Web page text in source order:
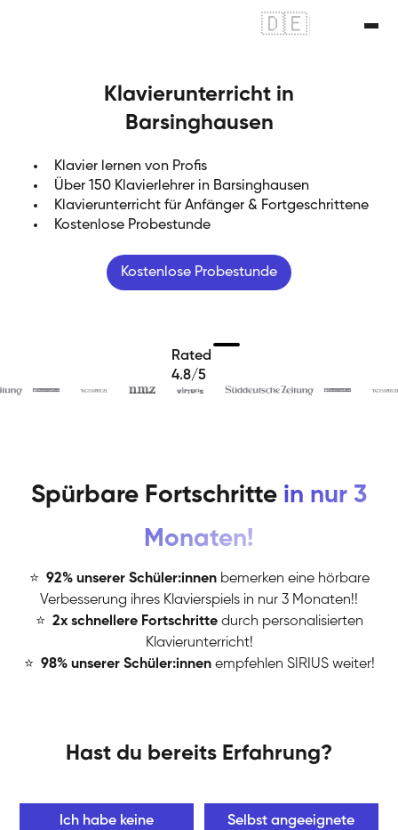
🇩🇪
Klavierunterricht in
Barsinghausen
Klavier lernen von Profis
Über 150 Klavierlehrer in Barsinghausen
Klavierunterricht für Anfänger & Fortgeschrittene
Kostenlose Probestunde
Kostenlose Probestunde
Rated
4.8/5
Spürbare Fortschritte in nur 3
Monaten!
⭐ 92% unserer Schüler:innen bemerken eine hörbare
Verbesserung ihres Klavierspiels in nur 3 Monaten!!
⭐ 2x schnellere Fortschritte durch personalisierten
Klavierunterricht!
⭐ 98% unserer Schüler:innen empfehlen SIRIUS weiter!
Hast du bereits Erfahrung?
Ich habe keine
Selbst angeeignete